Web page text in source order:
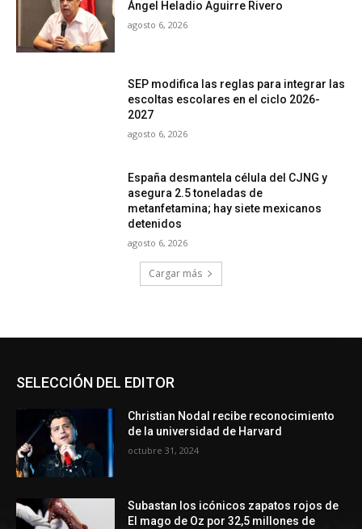
Ángel Heladio Aguirre Rivero
agosto 6, 2026
SEP modifica las reglas para integrar las
escoltas escolares en el ciclo 2026-
2027
agosto 6, 2026
España desmantela célula del CJNG y
asegura 2.5 toneladas de
metanfetamina; hay siete mexicanos
detenidos
agosto 6, 2026
Cargar más
SELECCIÓN DEL EDITOR
Christian Nodal recibe reconocimiento
de la universidad de Harvard
octubre 31, 2024
Subastan los icónicos zapatos rojos de
El mago de Oz por 32,5 millones de